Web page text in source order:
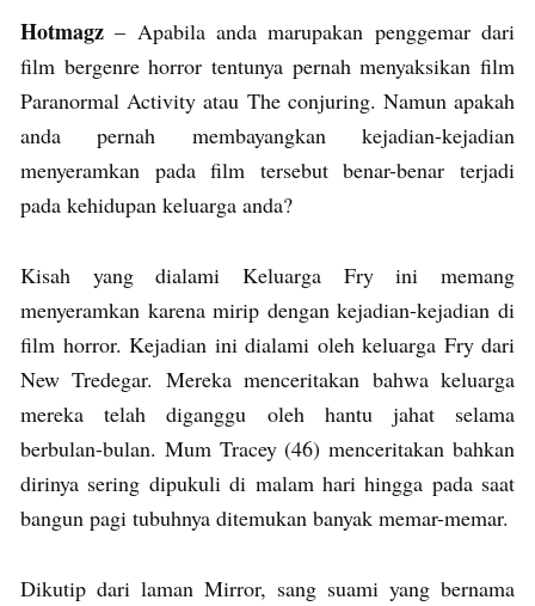
Hotmagz– Apabila anda marupakan penggemar dari
film bergenre horror tentunya pernah menyaksikan film
Paranormal Activity atau The conjuring. Namun apakah
anda pernah membayangkan kejadian-kejadian
menyeramkan pada film tersebut benar-benar terjadi
pada kehidupan keluarga anda?
Kisah yang dialami Keluarga Fry ini memang
menyeramkan karena mirip dengan kejadian-kejadian di
film horror. Kejadian ini dialami oleh keluarga Fry dari
New Tredegar. Mereka menceritakan bahwa keluarga
mereka telah diganggu oleh hantu jahat selama
berbulan-bulan. Mum Tracey (46) menceritakan bahkan
dirinya sering dipukuli di malam hari hingga pada saat
bangun pagi tubuhnya ditemukan banyak memar-memar.
Dikutip dari laman Mirror, sang suami yang bernama